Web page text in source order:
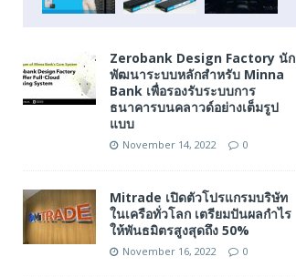
Zerobank Design Factory นัก
พัฒนาระบบหลักสำหรับ Minna
Bank เพื่อรองรับระบบการ
ธนาคารบนคลาวด์อย่างเต็มรูป
แบบ
November 14, 2022 0
Mitrade เปิดตัวโปรแกรมบริษัท
ในเครือทั่วโลก เตรียมปันผลกำไร
ให้พันธมิตรสูงสุดถึง 50%
November 16, 2022 0